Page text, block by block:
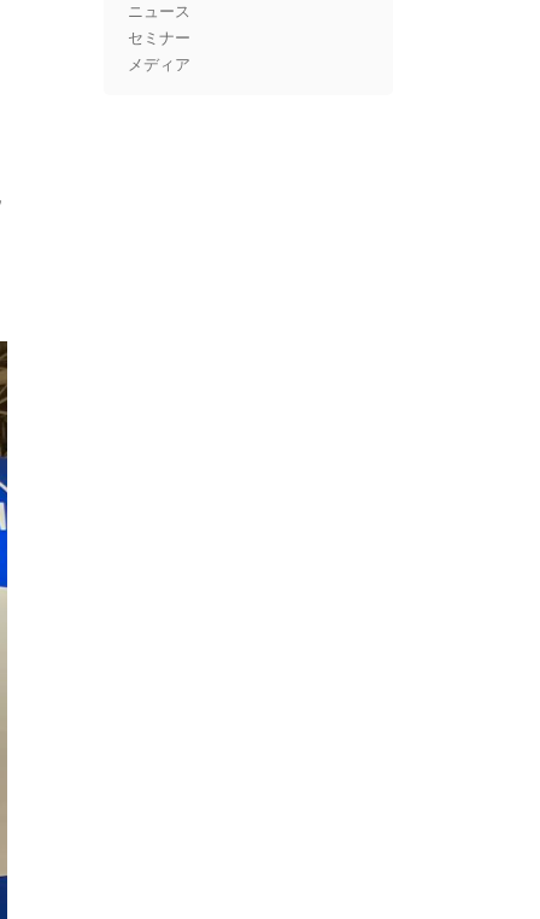
ニュース
セミナー
メディア